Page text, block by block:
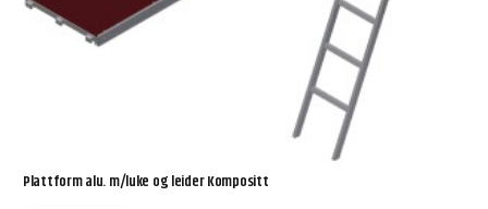
Plattform alu. m/luke og leider Kompositt